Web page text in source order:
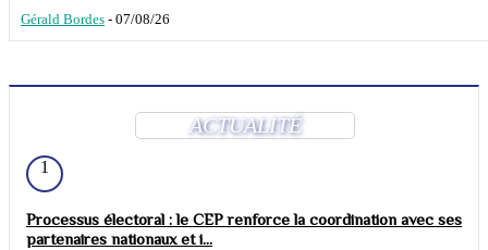
Gérald Bordes - 07/08/26
ACTUALITÉ
1
Processus électoral : le CEP renforce la coordination avec ses
partenaires nationaux et i...